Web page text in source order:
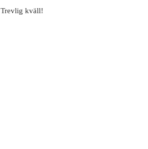
Trevlig kväll!